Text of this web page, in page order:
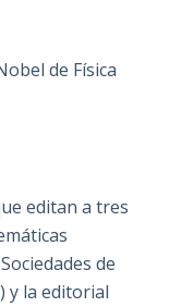
de Física
editan a tres
de
y la editorial